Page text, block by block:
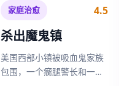
家庭治愈 4.5
杀出魔鬼镇
美国西部小镇被吸血鬼家族
包围，一个瘸腿警长和一名